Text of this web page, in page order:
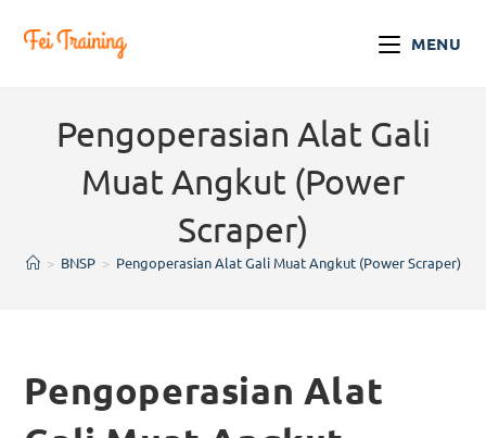
MENU
Pengoperasian Alat Gali
Muat Angkut (Power
Scraper)
> BNSP > Pengoperasian Alat Gali Muat Angkut (Power Scraper)
Pengoperasian Alat